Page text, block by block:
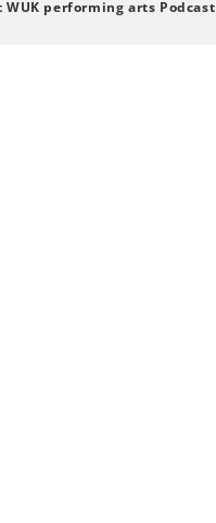
performing arts Podcast